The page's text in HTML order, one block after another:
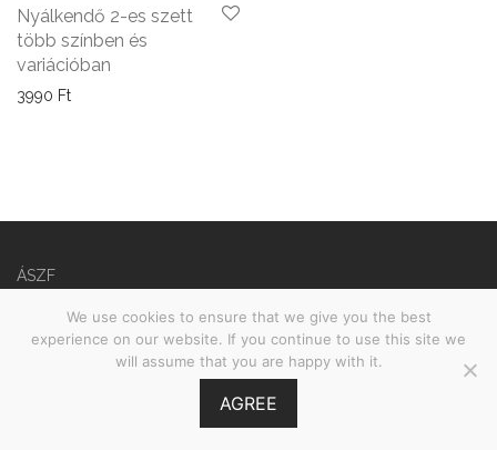
Nyálkendő 2-es szett
több színben és
variációban
3990 Ft
ÁSZF
Adatvédelmi nyilatkozat
2026Babies on Board •MOOI.HU
We use cookies to ensure that we give you the best
experience on our website. If you continue to use this site we
will assume that you are happy with it.
AGREE